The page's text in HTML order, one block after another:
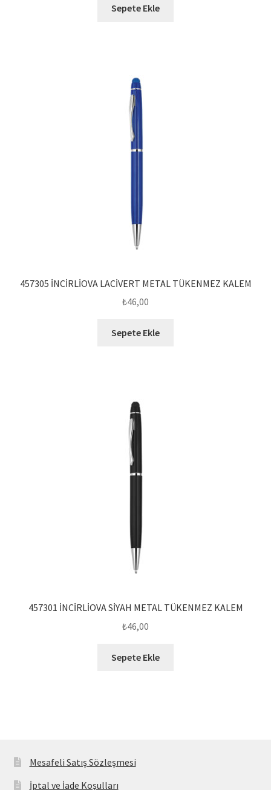
Sepete Ekle
457305 İNCİRLİOVA LACİVERT METAL TÜKENMEZ KALEM
₺46,00
Sepete Ekle
457301 İNCİRLİOVA SİYAH METAL TÜKENMEZ KALEM
₺46,00
Sepete Ekle
Mesafeli Satış Sözleşmesi
İptal ve İade Koşulları